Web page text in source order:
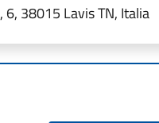
38015 Lavis TN, Italia